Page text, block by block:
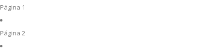
Página 1
Página 2